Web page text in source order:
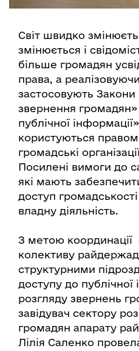
Світ швидко
змінюється і
більше громадян
права, а
застосовують Закони
звернення
публічної
користуються
громадські
Посилені вимоги до
які мають
доступ
владну діяльність.
З метою координації
колективу
структурними
доступу до публічної
розгляду звернень
завідувач сектору
громадян апарату
Лілія Саленко